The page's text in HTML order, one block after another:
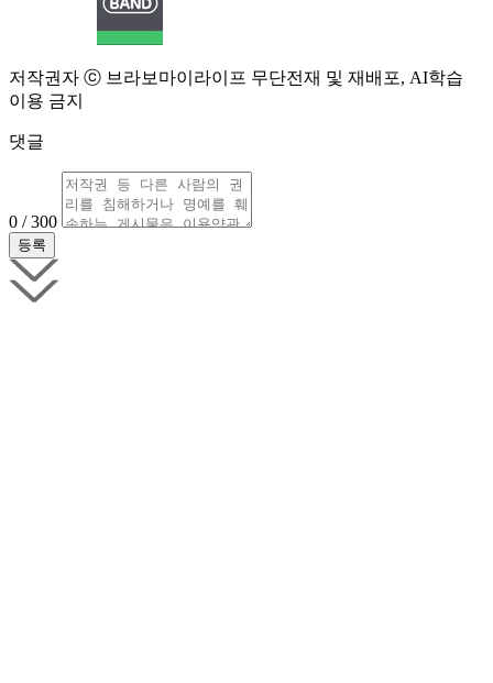
저작권자 ⓒ 브라보마이라이프 무단전재 및 재배포, AI학습
이용 금지
댓글
0 / 300